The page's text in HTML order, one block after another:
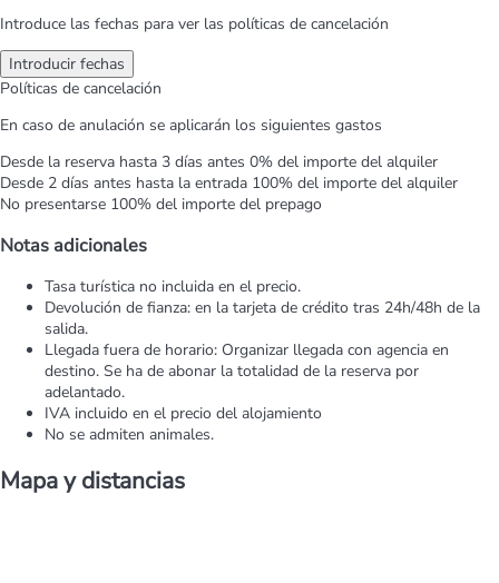
Introduce las fechas para ver las políticas de cancelación
Introducir fechas
Políticas de cancelación
En caso de anulación se aplicarán los siguientes gastos
Desde la reserva hasta 3 días antes 0% del importe del alquiler
Desde 2 días antes hasta la entrada 100% del importe del alquiler
No presentarse 100% del importe del prepago
Notas adicionales
Tasa turística no incluida en el precio.
Devolución de fianza: en la tarjeta de crédito tras 24h/48h de la
salida.
Llegada fuera de horario: Organizar llegada con agencia en
destino. Se ha de abonar la totalidad de la reserva por
adelantado.
IVA incluido en el precio del alojamiento
No se admiten animales.
Mapa y distancias